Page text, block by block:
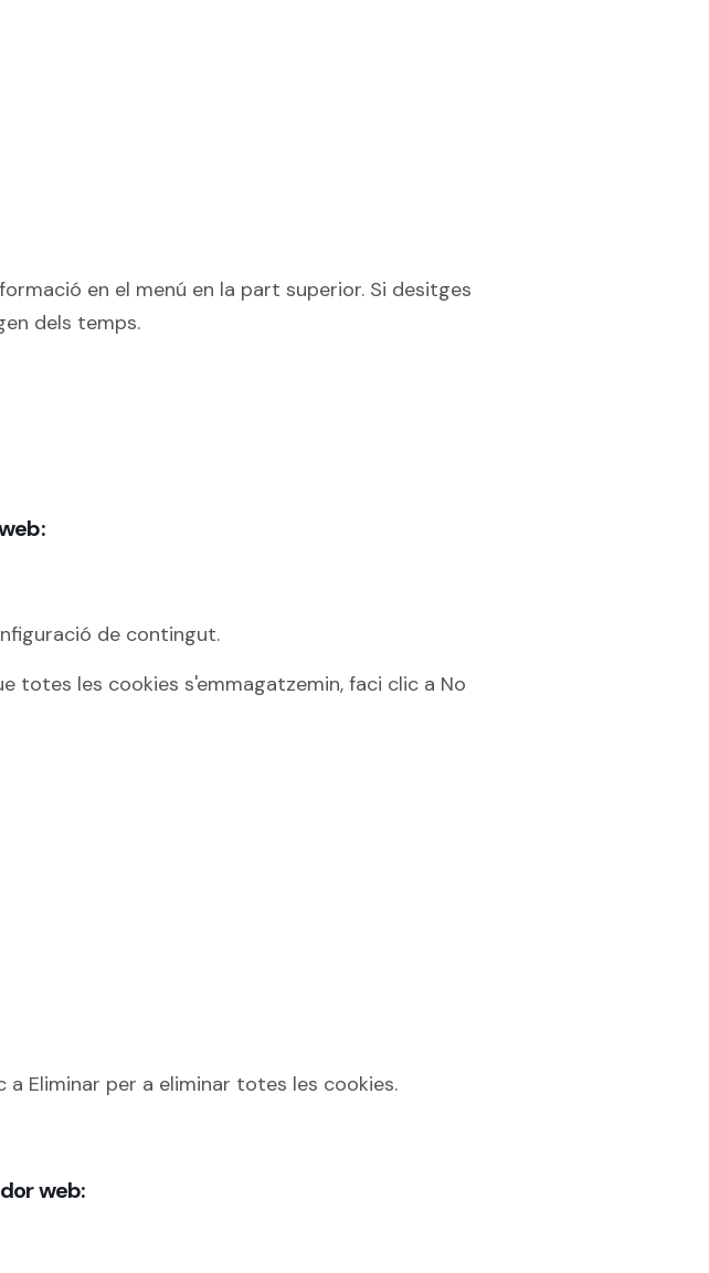
en el menú en la part superior. Si desitges
dels temps.
de contingut.
totes les cookies s'emmagatzemin, faci clic a No
Eliminar per a eliminar totes les cookies.
web: